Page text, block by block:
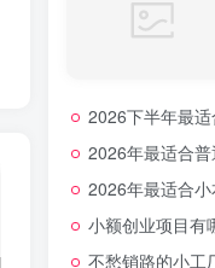
2026下半年最适合普通人做的小生意！看完对你有
2026年最适合普通人做的小生意！
2026年最适合小本创业的15大类
小额创业项目有哪些？2026年指南：低成本
不愁销路的小工厂项目如何?2025